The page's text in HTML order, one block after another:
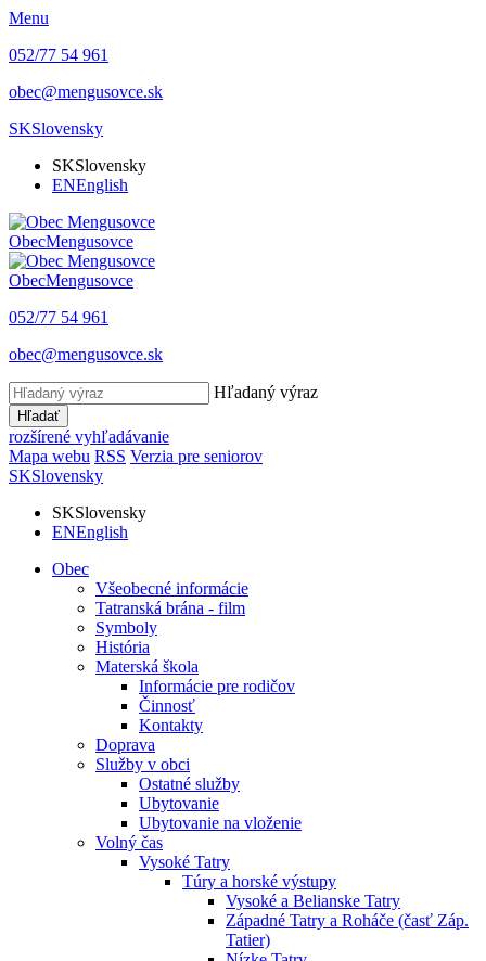
Menu
052/77 54 961
obec@mengusovce.sk
SKSlovensky
SKSlovensky
ENEnglish
ObecMengusovce
ObecMengusovce
052/77 54 961
obec@mengusovce.sk
Hľadaný výraz
Hľadať
rozšírené vyhľadávanie
Mapa webu RSS Verzia pre seniorov
SKSlovensky
SKSlovensky
ENEnglish
Obec
Všeobecné informácie
Tatranská brána - film
Symboly
História
Materská škola
Informácie pre rodičov
Činnosť
Kontakty
Doprava
Služby v obci
Ostatné služby
Ubytovanie
Ubytovanie na vloženie
Volný čas
Vysoké Tatry
Túry a horské výstupy
Vysoké a Belianske Tatry
Západné Tatry a Roháče (časť Záp.
Tatier)